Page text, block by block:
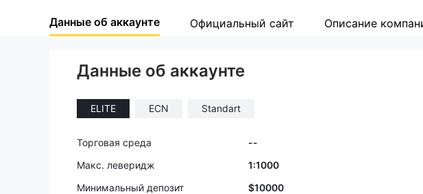
ал запрос на вывод средств, и
аннулировали мой счет mt5. Од
орговый отчет обо всем.
Данные об аккаунте Официальный сайт Описание
Данные об аккаунте
ELITE ECN Standart
Торговая среда --
Макс. леверидж
1:1000
Минимальный депозит
$10000